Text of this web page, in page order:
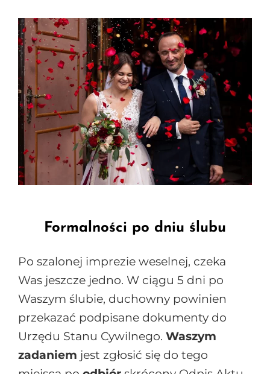
Formalności po dniu ślubu
Po szalonej imprezie weselnej, czeka
Was jeszcze jedno. W ciągu 5 dni po
Waszym ślubie, duchowny powinien
przekazać podpisane dokumenty do
Urzędu Stanu Cywilnego. Waszym
zadaniem jest zgłosić się do tego